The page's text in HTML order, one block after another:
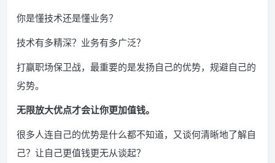
你是懂技术还是懂业务？
技术有多精深？业务有多广泛？
打赢职场保卫战，最重要的是发扬自己的优势，规避自己的
劣势。
无限放大优点才会让你更加值钱。
很多人连自己的优势是什么都不知道，又谈何清晰地了解自
己？让自己更值钱更无从谈起？